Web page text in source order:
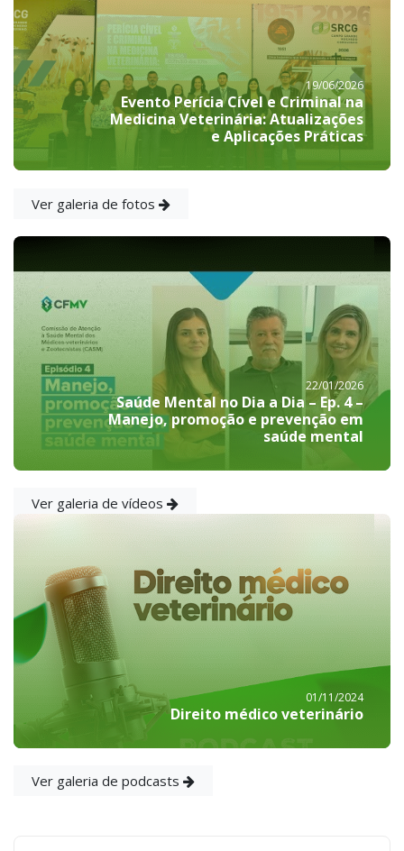
19/06/2026
Evento Perícia Cível e Criminal na
Medicina Veterinária: Atualizações
e Aplicações Práticas
Ver galeria de fotos
22/01/2026
Saúde Mental no Dia a Dia – Ep. 4 –
Manejo, promoção e prevenção em
saúde mental
Ver galeria de vídeos
01/11/2024
Direito médico veterinário
Ver galeria de podcasts